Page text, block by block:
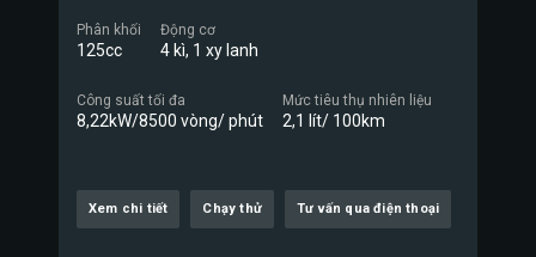
Phân khối
125cc
Động cơ
4 kì, 1 xy lanh
Công suất tối đa
8,22kW/8500 vòng/ phút
Mức tiêu thụ nhiên liệu
2,1 lít/ 100km
Xem chi tiết Chạy thử Tư vấn qua điện thoại